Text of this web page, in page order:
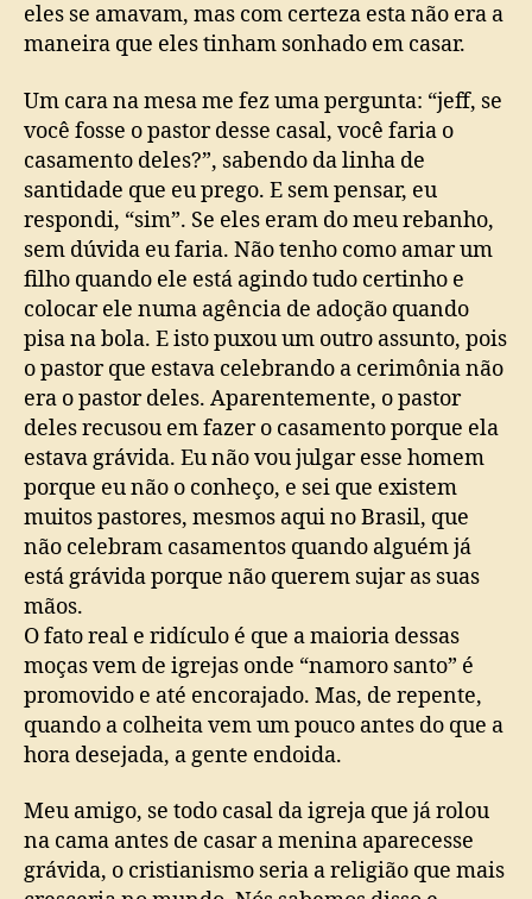
eles se amavam, mas com certeza esta não era a
maneira que eles tinham sonhado em casar.
Um cara na mesa me fez uma pergunta: “jeff, se
você fosse o pastor desse casal, você faria o
casamento deles?”, sabendo da linha de
santidade que eu prego. E sem pensar, eu
respondi, “sim”. Se eles eram do meu rebanho,
sem dúvida eu faria. Não tenho como amar um
filho quando ele está agindo tudo certinho e
colocar ele numa agência de adoção quando
pisa na bola. E isto puxou um outro assunto, pois
o pastor que estava celebrando a cerimônia não
era o pastor deles. Aparentemente, o pastor
deles recusou em fazer o casamento porque ela
estava grávida. Eu não vou julgar esse homem
porque eu não o conheço, e sei que existem
muitos pastores, mesmos aqui no Brasil, que
não celebram casamentos quando alguém já
está grávida porque não querem sujar as suas
mãos.
O fato real e ridículo é que a maioria dessas
moças vem de igrejas onde “namoro santo” é
promovido e até encorajado. Mas, de repente,
quando a colheita vem um pouco antes do que a
hora desejada, a gente endoida.
Meu amigo, se todo casal da igreja que já rolou
na cama antes de casar a menina aparecesse
grávida, o cristianismo seria a religião que mais